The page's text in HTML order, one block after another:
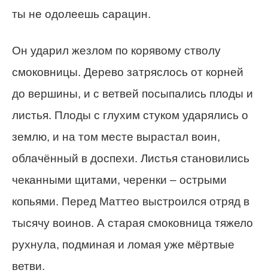
ты не одолеешь сарацин.
Он ударил жезлом по корявому стволу
смоковницы. Дерево затряслось от корней
до вершины, и с ветвей посыпались плоды и
листья. Плоды с глухим стуком ударялись о
землю, и на том месте вырастал воин,
облачённый в доспехи. Листья становились
чеканными щитами, черенки – острыми
копьями. Перед Маттео выстроился отряд в
тысячу воинов. А старая смоковница тяжело
рухнула, подминая и ломая уже мёртвые
ветви.